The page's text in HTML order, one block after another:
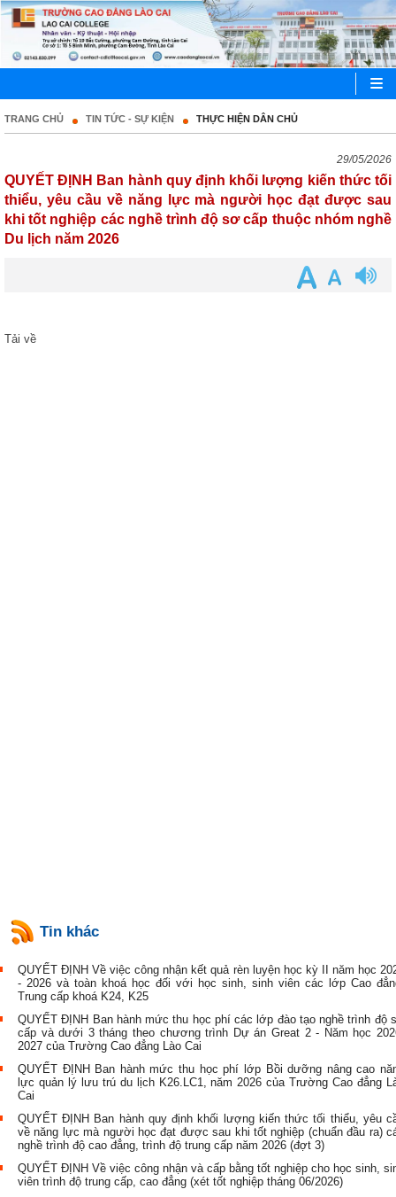
TRANG CHỦ TIN TỨC - SỰ KIỆN THỰC HIỆN DÂN CHỦ
29/05/2026
QUYẾT ĐỊNH Ban hành quy định khối lượng kiến thức tối
thiểu, yêu cầu về năng lực mà người học đạt được sau
khi tốt nghiệp các nghề trình độ sơ cấp thuộc nhóm nghề
Du lịch năm 2026
Tải về
Tin khác
QUYẾT ĐỊNH Về việc công nhận kết quả rèn luyện học kỳ II năm học
- 2026 và toàn khoá học đối với học sinh, sinh viên các lớp Cao
Trung cấp khoá K24, K25
QUYẾT ĐỊNH Ban hành mức thu học phí các lớp đào tạo nghề trình độ
cấp và dưới 3 tháng theo chương trình Dự án Great 2 - Năm học
2027 của Trường Cao đẳng Lào Cai
QUYẾT ĐỊNH Ban hành mức thu học phí lớp Bồi dưỡng nâng cao
lực quản lý lưu trú du lịch K26.LC1, năm 2026 của Trường Cao đẳng
Cai
QUYẾT ĐỊNH Ban hành quy định khối lượng kiến thức tối thiểu, yêu
về năng lực mà người học đạt được sau khi tốt nghiệp (chuẩn đầu ra)
nghề trình độ cao đẳng, trình độ trung cấp năm 2026 (đợt 3)
QUYẾT ĐỊNH Về việc công nhận và cấp bằng tốt nghiệp cho học sinh,
viên trình độ trung cấp, cao đẳng (xét tốt nghiệp tháng 06/2026)